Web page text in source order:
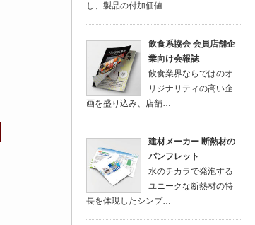
し、製品の付加価値…
飲食系協会 会員店舗企
業向け会報誌
飲食業界ならではのオ
リジナリティの高い企
画を盛り込み、店舗…
建材メーカー 断熱材の
パンフレット
水のチカラで発泡する
ユニークな断熱材の特
長を体現したシンプ…